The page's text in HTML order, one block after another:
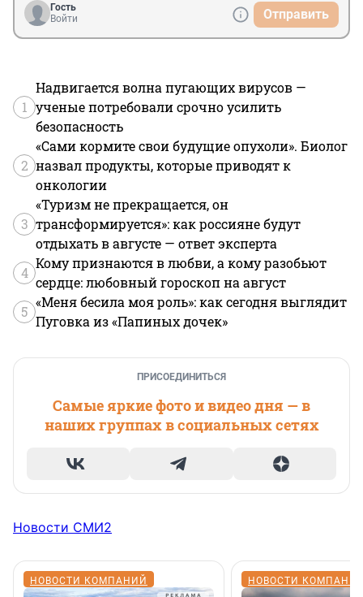
Гость
Войти
Отправить
1
Надвигается волна пугающих вирусов —
ученые потребовали срочно усилить
безопасность
2
«Сами кормите свои будущие опухоли». Биолог
назвал продукты, которые приводят к
онкологии
3
«Туризм не прекращается, он
трансформируется»: как россияне будут
отдыхать в августе — ответ эксперта
4
Кому признаются в любви, а кому разобьют
сердце: любовный гороскоп на август
5
«Меня бесила моя роль»: как сегодня выглядит
Пуговка из «Папиных дочек»
ПРИСОЕДИНИТЬСЯ
Самые яркие фото и видео дня — в
наших группах в социальных сетях
Новости СМИ2
НОВОСТИ КОМПАНИЙ НОВОСТИ